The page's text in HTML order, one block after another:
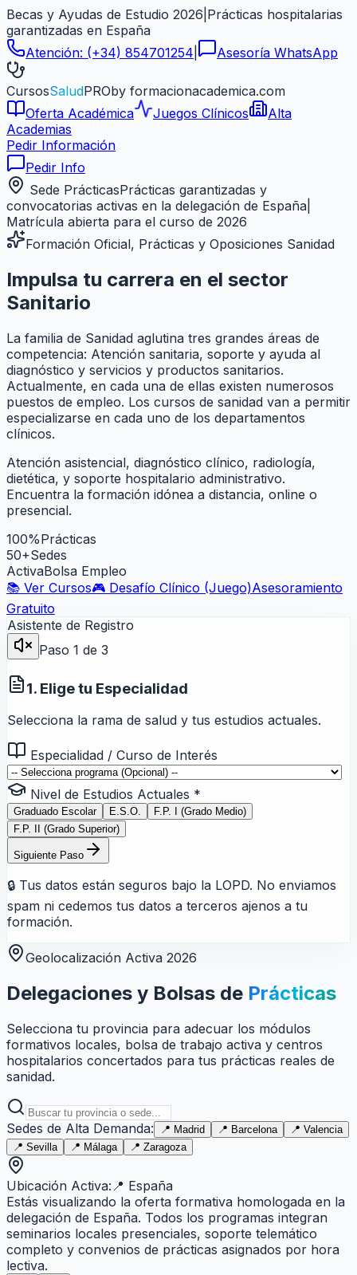
Becas y Ayudas de Estudio 2026 Prácticas hospitalarias
garantizadas en España
Atención: (+34) 854701254 Asesoría WhatsApp
CursosSaludPROby formacionacademica.com
Oferta Académica
Juegos Clínicos
Alta
Academias
Pedir Información
Pedir Info
Sede PrácticasPrácticas garantizadas y
convocatorias activas en la delegación de España
Matrícula abierta para el curso de 2026
Formación Oficial, Prácticas y Oposiciones Sanidad
Impulsa tu carrera en el sector
Sanitario
La familia de Sanidad aglutina tres grandes áreas de
competencia: Atención sanitaria, soporte y ayuda al
diagnóstico y servicios y productos sanitarios.
Actualmente, en cada una de ellas existen numerosos
puestos de empleo. Los cursos de sanidad van a permitir
especializarse en cada uno de los departamentos
clínicos.
Atención asistencial, diagnóstico clínico, radiología,
dietética, y soporte hospitalario administrativo.
Encuentra la formación idónea a distancia, online o
presencial.
100%Prácticas
50+Sedes
ActivaBolsa Empleo
📚 Ver Cursos🎮 Desafío Clínico (Juego)Asesoramiento
Gratuito
Asistente de Registro
Paso 1 de 3
1. Elige tu Especialidad
Selecciona la rama de salud y tus estudios actuales.
Especialidad / Curso de Interés
Nivel de Estudios Actuales *
Graduado Escolar E.S.O.
F.P. I (Grado Medio)
F.P. II (Grado Superior)
Siguiente Paso
🔒 Tus datos están seguros bajo la LOPD. No enviamos
spam ni cedemos tus datos a terceros ajenos a tu
formación.
Geolocalización Activa 2026
Delegaciones y Bolsas de Prácticas
Selecciona tu provincia para adecuar los módulos
formativos locales, bolsa de trabajo activa y centros
hospitalarios concertados para tus prácticas reales de
sanidad.
Sedes de Alta Demanda: 📍 Madrid 📍 Barcelona 📍 Valencia
📍 Sevilla 📍 Málaga 📍 Zaragoza
Ubicación Activa: 📍 España
Estás visualizando la oferta formativa homologada en la
delegación de España. Todos los programas integran
seminarios locales presenciales, soporte telemático
completo y convenios de prácticas asignados por hora
lectiva.